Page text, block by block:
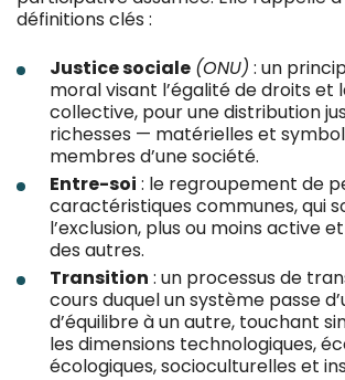
définitions clés :
Justice sociale (ONU) : un
moral visant l’égalité de droits et
collective, pour une distribution
richesses — matérielles et
membres d’une société.
Entre-soi : le regroupement de
caractéristiques communes, qui
l’exclusion, plus ou moins active
des autres.
Transition : un processus de
cours duquel un système passe
d’équilibre à un autre, touchant
les dimensions technologiques,
écologiques, socioculturelles et